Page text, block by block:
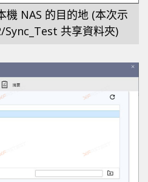
機 NAS 的目的地 (本次示
Sync_Test 共享資料夾)